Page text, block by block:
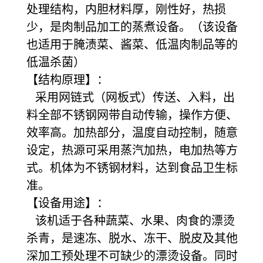
处理结构，内胆材料厚，刚性好，热损
少，是肉制品加工的蒸煮设备。（该设备
也适用于腌渍菜、酱菜、低温肉制品等的
低温杀菌）
【结构原理】：
采用网链式（网板式）传送、入料，出
料全部不锈钢网带自动传输，操作方便、
效率高。加热部分，温度自动控制，随意
设定，热源可采用蒸汽加热，电加热等方
式。机体为不锈钢材料，达到食品卫生标
准。
【设备用途】：
该机适于各种蔬菜、水果、肉食的漂烫
杀青，是速冻、脱水、冻干、脱皮及其他
深加工预处理不可缺少的漂烫设备。同时